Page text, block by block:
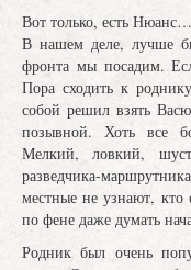
Вот только, есть
В нашем деле, лучше
фронта мы посадим.
Пора сходить к
собой решил взять
позывной. Хоть все
Мелкий, ловкий,
разведчика-
местные не узнают,
по фене даже думать
Родник был очень